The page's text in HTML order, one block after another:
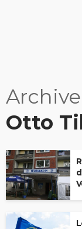
Archive
Otto